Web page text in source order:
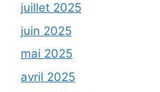
juillet 2025
juin 2025
mai 2025
avril 2025